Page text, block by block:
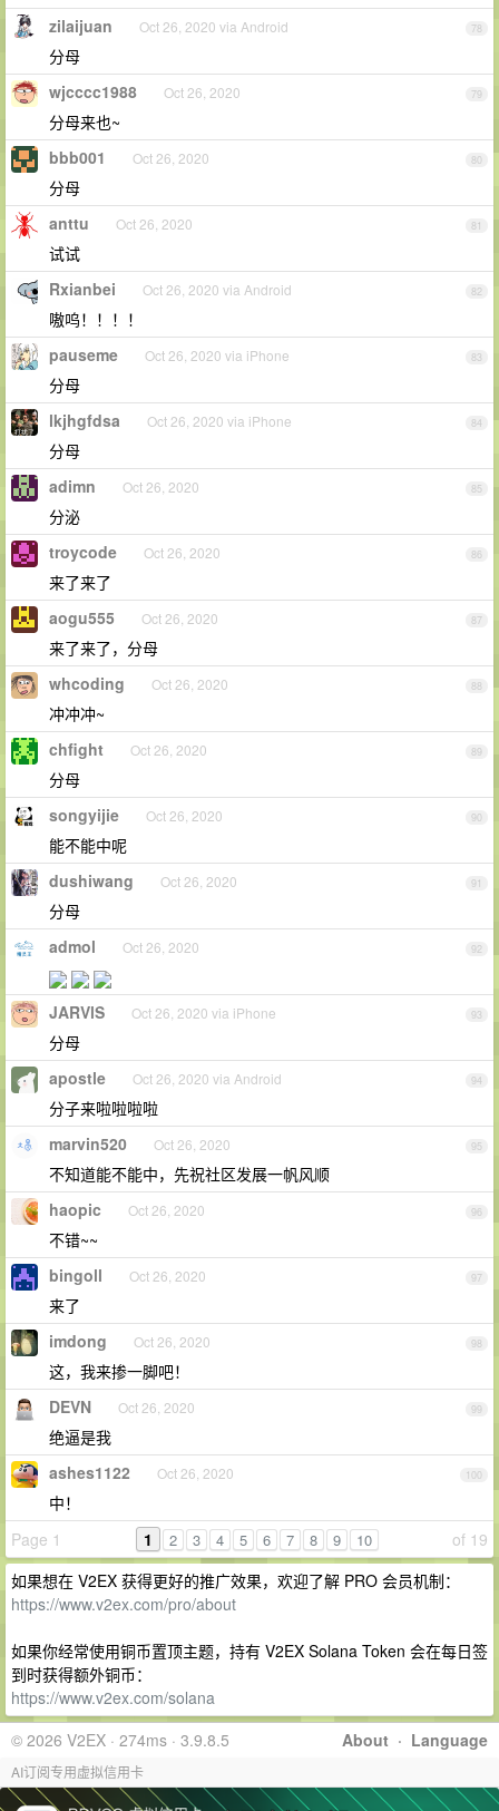
78
zilaijuan Oct 26, 2020 via Android
分母
79
wjcccc1988 Oct 26, 2020
分母来也~
80
bbb001 Oct 26, 2020
分母
81
anttu Oct 26, 2020
试试
82
Rxianbei Oct 26, 2020 via Android
嗷呜！！！！
83
pauseme Oct 26, 2020 via iPhone
分母
84
lkjhgfdsa Oct 26, 2020 via iPhone
分母
85
adimn Oct 26, 2020
分泌
86
troycode Oct 26, 2020
来了来了
87
aogu555 Oct 26, 2020
来了来了，分母
88
whcoding Oct 26, 2020
冲冲冲~
89
chfight Oct 26, 2020
分母
90
songyijie Oct 26, 2020
能不能中呢
91
dushiwang Oct 26, 2020
分母
92
admol Oct 26, 2020
93
JARVlS Oct 26, 2020 via iPhone
分母
94
apostle Oct 26, 2020 via Android
分子来啦啦啦啦
95
marvin520 Oct 26, 2020
不知道能不能中，先祝社区发展一帆风顺
96
haopic Oct 26, 2020
不错~~
97
bingoll Oct 26, 2020
来了
98
imdong Oct 26, 2020
这，我来掺一脚吧！
99
DEVN Oct 26, 2020
绝逼是我
100
ashes1122 Oct 26, 2020
中！
Page 1
of 19
1 2 3 4 5 6 7 8 9 10
如果想在 V2EX 获得更好的推广效果，欢迎了解 PRO 会员机制：
https://www.v2ex.com/pro/about
如果你经常使用铜币置顶主题，持有 V2EX Solana Token 会在每日签
到时获得额外铜币：
https://www.v2ex.com/solana
About · Language
© 2026 V2EX · 274ms · 3.9.8.5
AI订阅专用虚拟信用卡